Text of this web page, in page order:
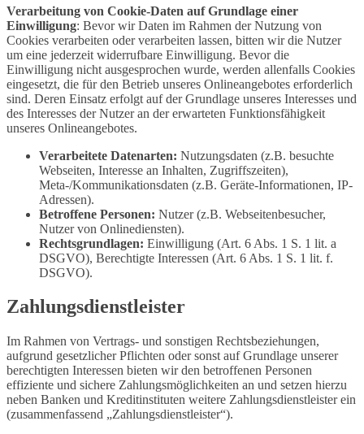
Verarbeitung von Cookie-Daten auf Grundlage einer
Einwilligung: Bevor wir Daten im Rahmen der Nutzung von
Cookies verarbeiten oder verarbeiten lassen, bitten wir die Nutzer
um eine jederzeit widerrufbare Einwilligung. Bevor die
Einwilligung nicht ausgesprochen wurde, werden allenfalls Cookies
eingesetzt, die für den Betrieb unseres Onlineangebotes erforderlich
sind. Deren Einsatz erfolgt auf der Grundlage unseres Interesses und
des Interesses der Nutzer an der erwarteten Funktionsfähigkeit
unseres Onlineangebotes.
Verarbeitete Datenarten: Nutzungsdaten (z.B. besuchte
Webseiten, Interesse an Inhalten, Zugriffszeiten),
Meta-/Kommunikationsdaten (z.B. Geräte-Informationen, IP-
Adressen).
Betroffene Personen: Nutzer (z.B. Webseitenbesucher,
Nutzer von Onlinediensten).
Rechtsgrundlagen: Einwilligung (Art. 6 Abs. 1 S. 1 lit. a
DSGVO), Berechtigte Interessen (Art. 6 Abs. 1 S. 1 lit. f.
DSGVO).
Zahlungsdienstleister
Im Rahmen von Vertrags- und sonstigen Rechtsbeziehungen,
aufgrund gesetzlicher Pflichten oder sonst auf Grundlage unserer
berechtigten Interessen bieten wir den betroffenen Personen
effiziente und sichere Zahlungsmöglichkeiten an und setzen hierzu
neben Banken und Kreditinstituten weitere Zahlungsdienstleister ein
(zusammenfassend „Zahlungsdienstleister“).